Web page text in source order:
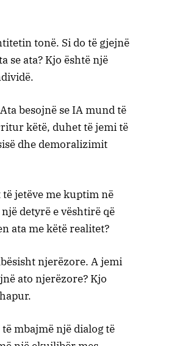
tonë. Si do të gjejnë
se ata? Kjo është një
besojnë se IA mund të
këtë, duhet të jemi të
dhe demoralizimit
jetëve me kuptim në
detyrë e vështirë që
ata me këtë realitet?
njerëzore. A jemi
ato njerëzore? Kjo
mbajmë një dialog të